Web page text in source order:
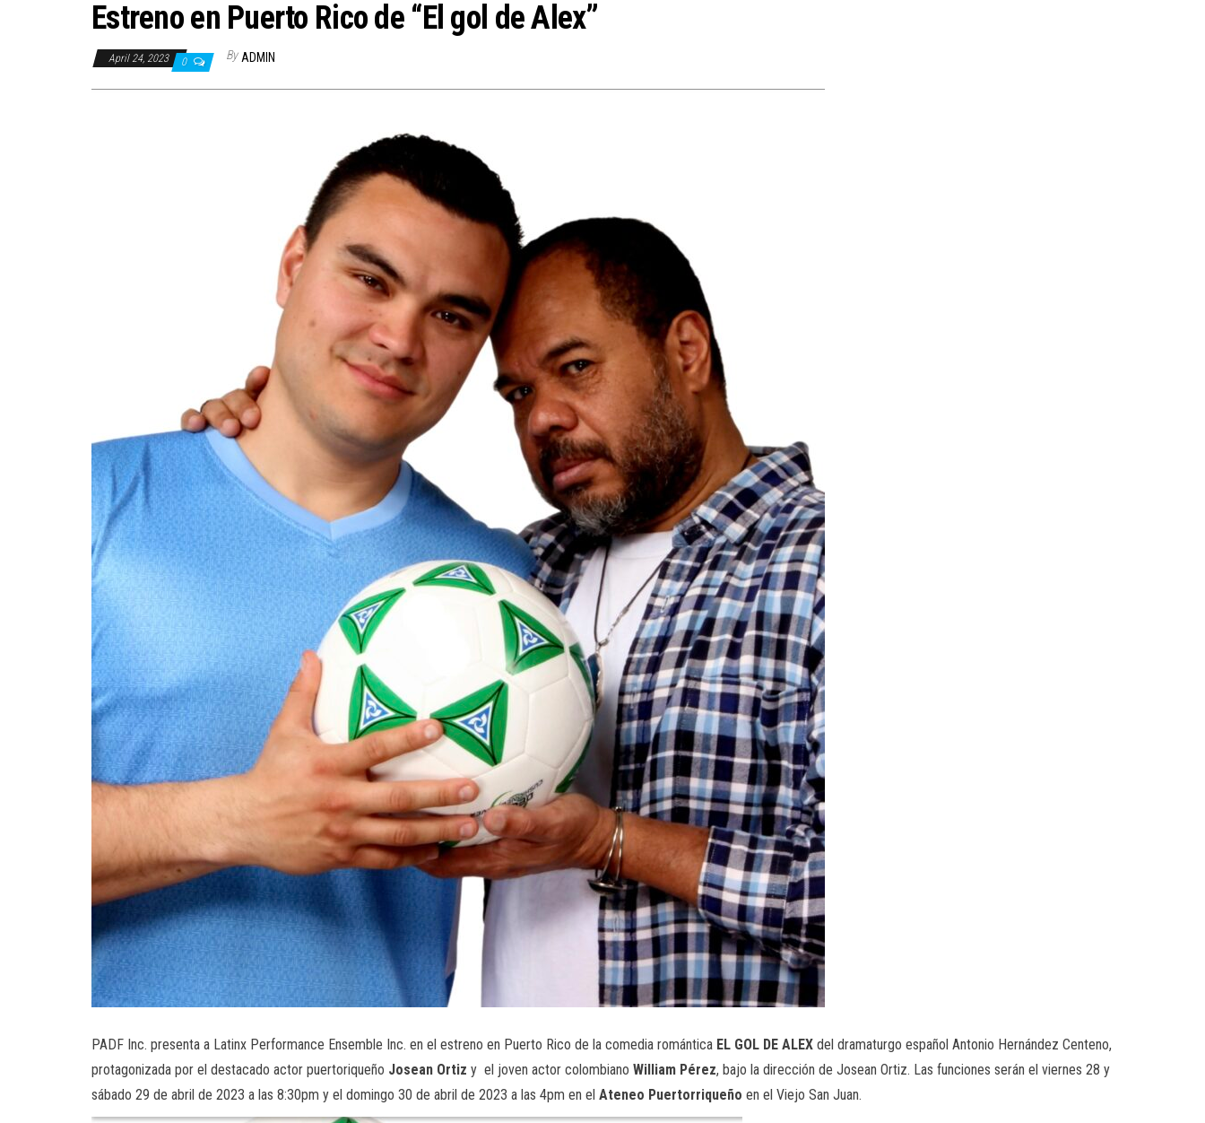
Estreno en Puerto Rico de “El gol de Alex”
April 24, 2023 0 By ADMIN
PADF Inc. presenta a Latinx Performance Ensemble Inc. en el estreno en Puerto Rico de la comedia romántica EL GOL DE ALEX del dramaturgo español Antonio Hernández Centeno,
protagonizada por el destacado actor puertoriqueño Josean Ortiz y el joven actor colombiano William Pérez, bajo la dirección de Josean Ortiz. Las funciones serán el viernes 28 y
sábado 29 de abril de 2023 a las 8:30pm y el domingo 30 de abril de 2023 a las 4pm en el Ateneo Puertorriqueño en el Viejo San Juan.